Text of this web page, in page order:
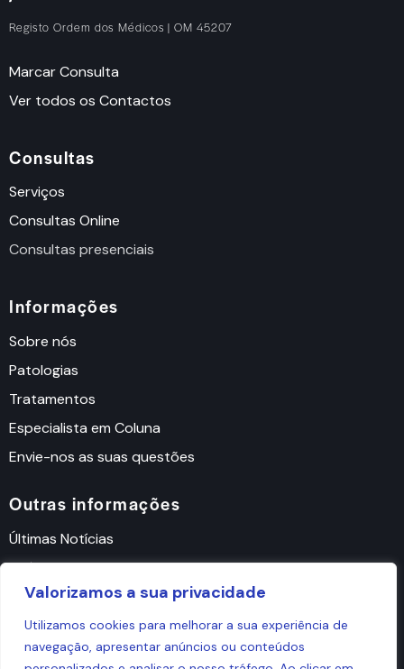
Valorizamos a sua privacidade
Utilizamos cookies para melhorar a sua experiência de
navegação, apresentar anúncios ou conteúdos
Registo Ordem dos Médicos | OM 45207
Marcar Consulta
Ver todos os Contactos
Consultas
Serviços
Consultas Online
Consultas presenciais
Informações
Sobre nós
Patologias
Tratamentos
Especialista em Coluna
Envie-nos as suas questões
Outras informações
Últimas Notícias
Política de Cookies
Política de Privacidade